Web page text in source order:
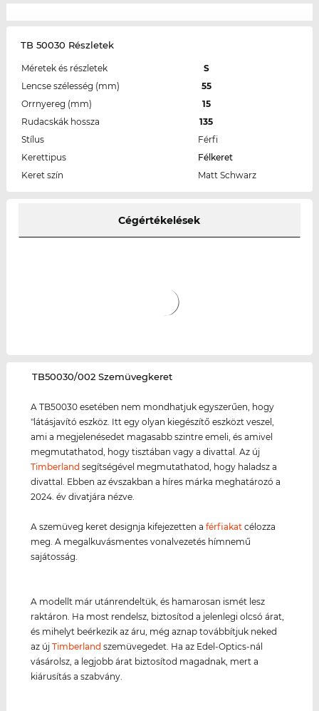
TB 50030 Részletek
Méretek és részletek
S
Lencse szélesség (mm)
55
Orrnyereg (mm)
15
Rudacskák hossza
135
Stílus
Férfi
Kerettipus
Félkeret
Keret szín
Matt Schwarz
Cégértékelések
‌TB50030/002 Szemüvegkeret
A TB50030 esetében nem mondhatjuk egyszerűen, hogy
"látásjavító eszköz. Itt egy olyan kiegészítő eszközt veszel,
ami a megjelenésedet magasabb szintre emeli, és amivel
megmutathatod, hogy tisztában vagy a divattal. Az új
Timberland segítségével megmutathatod, hogy haladsz a
divattal. Ebben az évszakban a híres márka meghatározó a
2024. év divatjára nézve.
A szemüveg keret designja kifejezetten aférfiakat célozza
meg. A megalkuvásmentes vonalvezetés hímnemű
sajátosság.
A modellt már utánrendeltük, és hamarosan ismét lesz
raktáron. Ha most rendelsz, biztosítod a jelenlegi olcsó árat,
és mihelyt beérkezik az áru, még aznap továbbítjuk neked
az újTimberland szemüvegedet. Ha az Edel-Optics-nál
vásárolsz, a legjobb árat biztosítod magadnak, mert a
kiárusítás a szabvány.